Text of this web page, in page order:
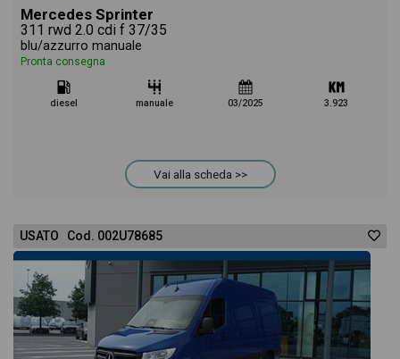
Mercedes Sprinter
311 rwd 2.0 cdi f 37/35
blu/azzurro manuale
Pronta consegna
diesel manuale 03/2025 3.923
Vai alla scheda >>
USATO Cod. 002U78685